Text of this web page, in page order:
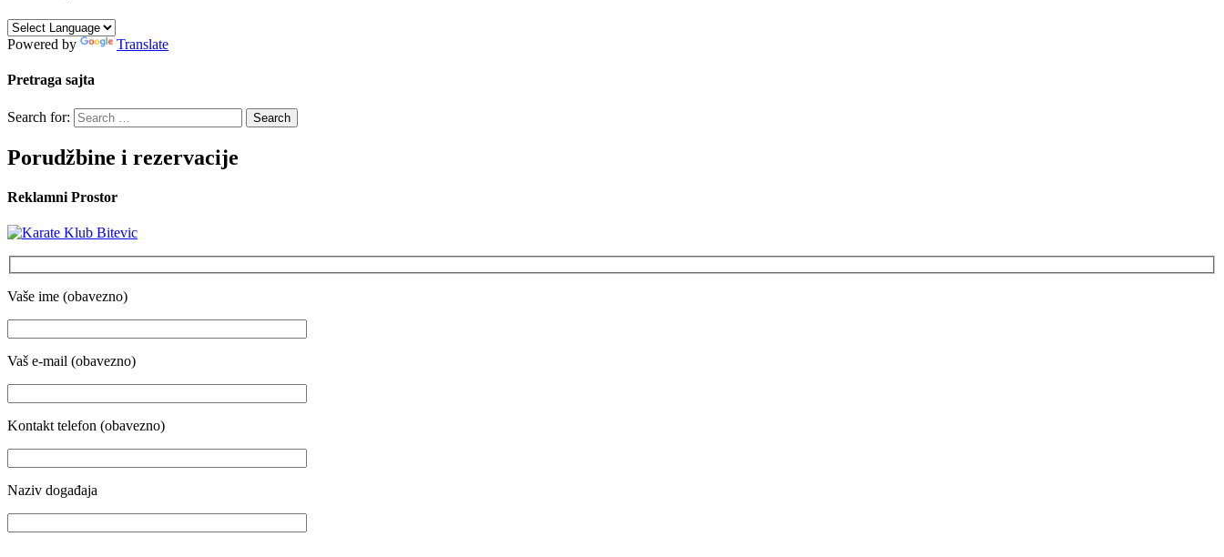
Powered by Translate
Pretraga sajta
Search for:
Porudžbine i rezervacije
Reklamni Prostor
Vaše ime (obavezno)
Vaš e-mail (obavezno)
Kontakt telefon (obavezno)
Naziv događaja